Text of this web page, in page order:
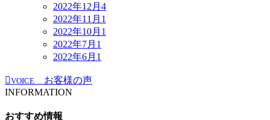
2022年12月 4
2022年11月 1
2022年10月 1
2022年7月 1
2022年6月 1
VOICE
お客様の声
INFORMATION
おすすめ情報